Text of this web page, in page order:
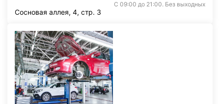
С 09:00 до 21:00. Без выходных
Сосновая аллея, 4, стр. 3